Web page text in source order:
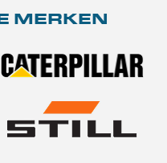
MERKEN